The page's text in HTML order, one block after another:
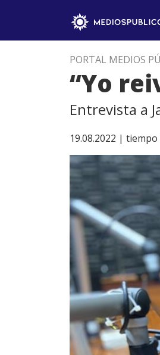
PORTAL MEDIOS
“Yo
Entrevista a
19.08.2022 | tiempo